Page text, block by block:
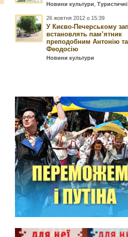
Новини культури ,
26 жовтня 2012 о 15:39
У Києво-Печерському
встановлять пам’ятник
преподобним Антонію та
Феодосію
Новини культури